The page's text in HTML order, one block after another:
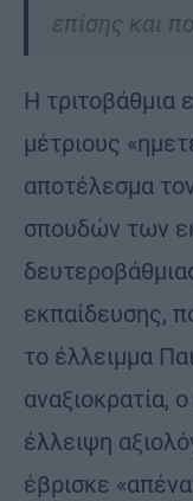
επίσης και
Η τριτοβάθμια
μέτριους
αποτέλεσμα
σπουδών των
εκπαίδευσης,
το έλλειμμα
αναξιοκρατία,
έλλειψη
έβρισκε